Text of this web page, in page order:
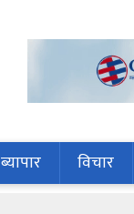
ब्यापार विचार